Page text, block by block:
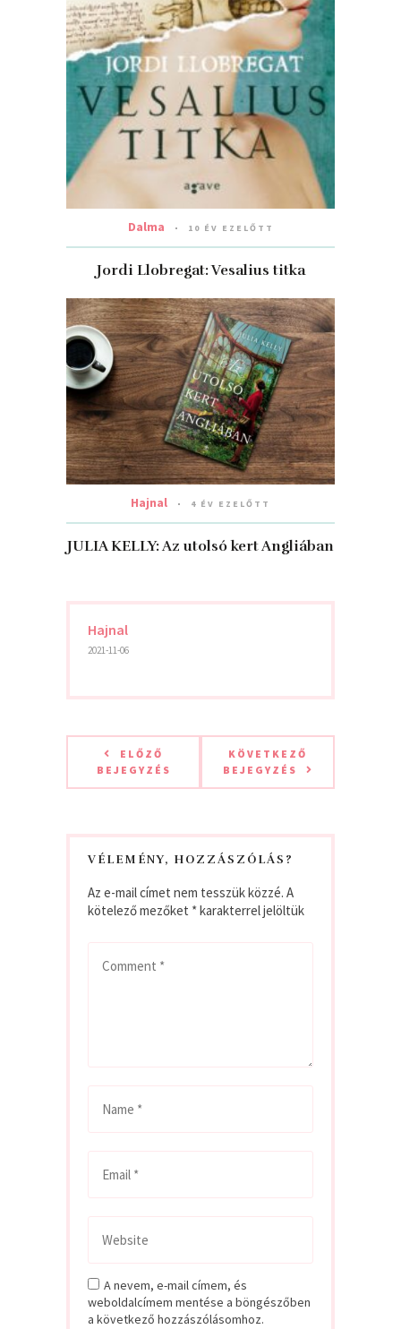
Dalma 10 ÉV EZELŐTT
Jordi Llobregat: Vesalius titka
Hajnal 4 ÉV EZELŐTT
JULIA KELLY: Az utolsó kert Angliában
Hajnal
2021-11-06
ELŐZŐ
BEJEGYZÉS
KÖVETKEZŐ
BEJEGYZÉS
VÉLEMÉNY, HOZZÁSZÓLÁS?
Az e-mail címet nem tesszük közzé. A
kötelező mezőket *karakterrel jelöltük
A nevem, e-mail címem, és
weboldalcímem mentése a böngészőben
a következő hozzászólásomhoz.